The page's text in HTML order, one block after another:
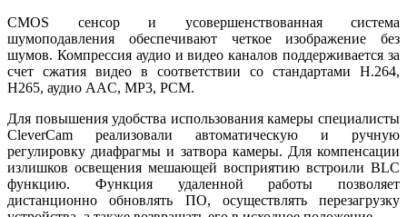
CMOS сенсор и усовершенствованная система
шумоподавления обеспечивают четкое изображение без
шумов. Компрессия аудио и видео каналов поддерживается за
счет сжатия видео в соответствии со стандартами Н.264,
Н265, аудио AAC, MP3, PCM.
Для повышения удобства использования камеры специалисты
CleverCam реализовали автоматическую и ручную
регулировку диафрагмы и затвора камеры. Для компенсации
излишков освещения мешающей восприятию встроили BLC
функцию. Функция удаленной работы позволяет
дистанционно обновлять ПО, осуществлять перезагрузку